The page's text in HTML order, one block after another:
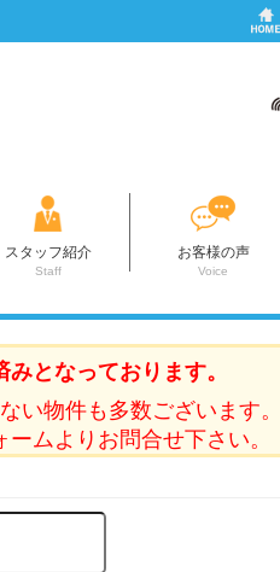
スタッフ紹介
Staff
お客様の声
Voice
となっております。
い物件も多数ございます。
ムよりお問合せ下さい。